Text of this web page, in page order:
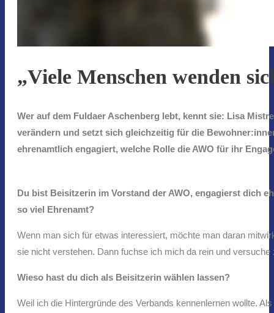
„Viele Menschen wenden
Wer auf dem Fuldaer Aschenberg lebt, kennt sie: Lisa
verändern und setzt sich gleichzeitig für die
ehrenamtlich engagiert, welche Rolle die AWO für ihr
Du bist Beisitzerin im Vorstand der AWO, engagierst dich
so viel Ehrenamt?
Wenn man sich für etwas interessiert, möchte man daran
sie nicht verstehen. Dann fuchse ich mich da rein und versuche
Wieso hast du dich als Beisitzerin wählen lassen?
Weil ich die Hintergründe des Verbands kennenlernen wollte.